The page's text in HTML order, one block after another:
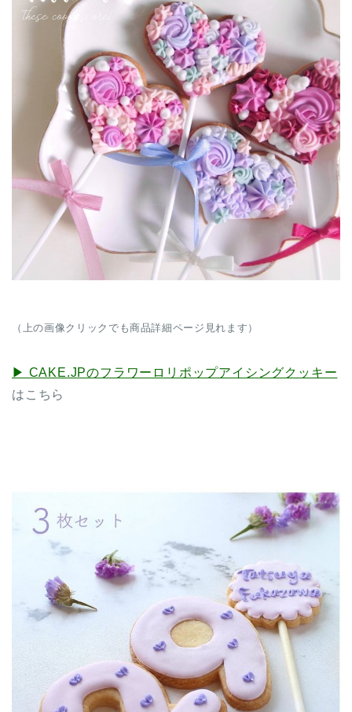
（上の画像クリックでも商品詳細ページ見れます）
▶︎ CAKE.JPのフラワーロリポップアイシングクッキー
はこちら